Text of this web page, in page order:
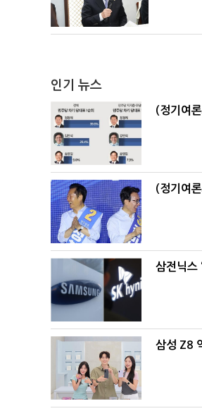
인기 뉴스
(정기여
(정기여
삼전닉스
삼성 Z8